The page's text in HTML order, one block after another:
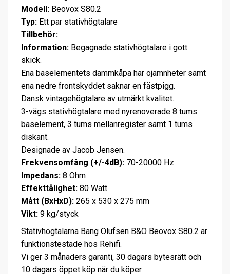
Modell: Beovox S80.2
Typ: Ett par stativhögtalare
Tillbehör:
Information: Begagnade stativhögtalare i gott
skick.
Ena baselementets dammkåpa har ojämnheter samt
ena nedre frontskyddet saknar en fästpigg.
Dansk vintagehögtalare av utmärkt kvalitet.
3-vägs stativhögtalare med nyrenoverade 8 tums
baselement, 3 tums mellanregister samt 1 tums
diskant.
Designade av Jacob Jensen.
Frekvensomfång (+/-4dB): 70-20000 Hz
Impedans: 8 Ohm
Effekttålighet: 80 Watt
Mått (BxHxD): 265 x 530 x 275 mm
Vikt: 9 kg/styck
Stativhögtalarna Bang Olufsen B&O Beovox S80.2 är
funktionstestade hos Rehifi.
Vi ger 3 månaders garanti, 30 dagars bytesrätt och
10 dagars öppet köp när du köper